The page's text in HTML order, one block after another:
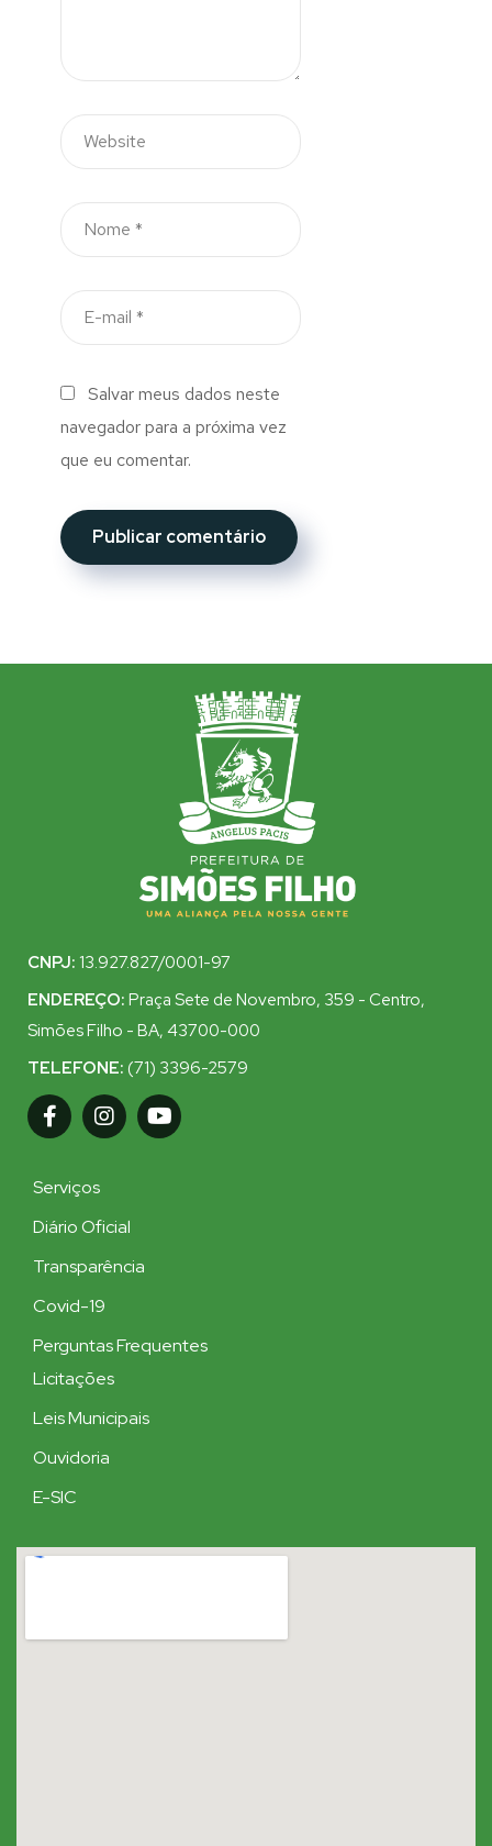
Salvar meus dados neste
navegador para a próxima vez
que eu comentar.
CNPJ: 13.927.827/0001-97
ENDEREÇO: Praça Sete de Novembro, 359 - Centro,
Simões Filho - BA, 43700-000
TELEFONE: (71) 3396-2579
Serviços
Diário Oficial
Transparência
Covid-19
Perguntas Frequentes
Licitações
Leis Municipais
Ouvidoria
E-SIC